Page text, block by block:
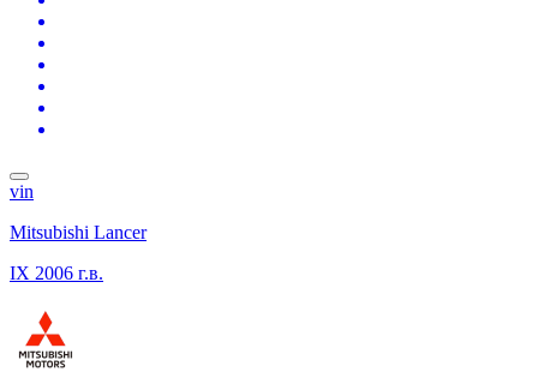
vin
Mitsubishi Lancer
IX 2006 г.в.